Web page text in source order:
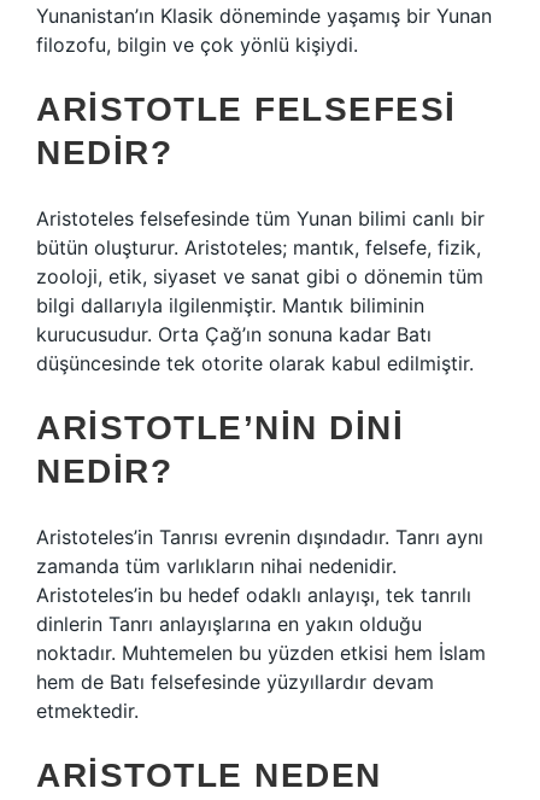
Yunanistan’ın Klasik döneminde yaşamış bir Yunan
filozofu, bilgin ve çok yönlü kişiydi.
ARISTOTLE FELSEFESI
NEDIR?
Aristoteles felsefesinde tüm Yunan bilimi canlı bir
bütün oluşturur. Aristoteles; mantık, felsefe, fizik,
zooloji, etik, siyaset ve sanat gibi o dönemin tüm
bilgi dallarıyla ilgilenmiştir. Mantık biliminin
kurucusudur. Orta Çağ’ın sonuna kadar Batı
düşüncesinde tek otorite olarak kabul edilmiştir.
ARISTOTLE’NIN DINI
NEDIR?
Aristoteles’in Tanrısı evrenin dışındadır. Tanrı aynı
zamanda tüm varlıkların nihai nedenidir.
Aristoteles’in bu hedef odaklı anlayışı, tek tanrılı
dinlerin Tanrı anlayışlarına en yakın olduğu
noktadır. Muhtemelen bu yüzden etkisi hem İslam
hem de Batı felsefesinde yüzyıllardır devam
etmektedir.
ARISTOTLE NEDEN